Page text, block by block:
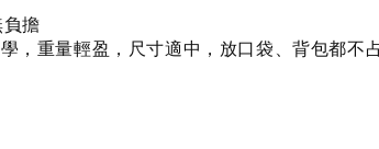
擔
，重量輕盈，尺寸適中，放口袋、背包都不